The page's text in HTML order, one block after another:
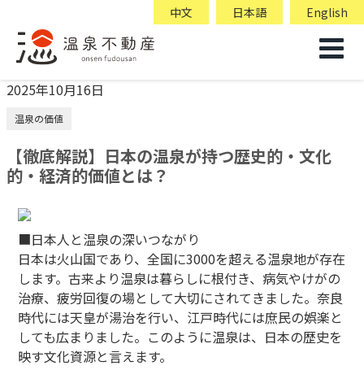
中文 日本語 English
2025年10月16日
温泉の価値
【徹底解説】日本の温泉が持つ歴史的・文化
的・経済的価値とは？
■日本人と温泉の深いつながり
日本は火山国であり、全国に3000を超える温泉地が存在
します。古来より温泉は暮らしに根付き、病気やけがの
治療、疲労回復の場として大切にされてきました。奈良
時代には天皇が湯治を行い、江戸時代には庶民の娯楽と
しても広まりました。このように温泉は、日本の歴史を
映す文化資源と言えます。